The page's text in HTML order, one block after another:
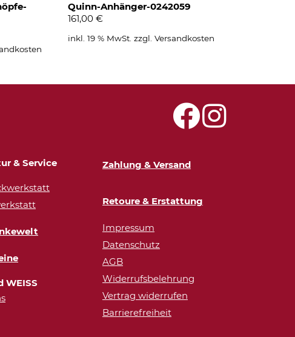
Quinn-Anhänger-0242059
161,00 €
inkl. 19 % MwSt. zzgl. Versandkosten
& Service
WEISS
Zahlung & Versand
Retoure & Erstattung
Impressum
Datenschutz
AGB
Widerrufsbelehrung
Vertrag widerrufen
Barrierefreiheit